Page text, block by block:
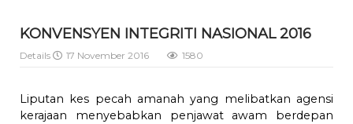
KONVENSYEN INTEGRITI NASIONAL 2016
Details 17 November 2016 1580
Liputan kes pecah amanah yang melibatkan agensi
kerajaan menyebabkan penjawat awam berdepan